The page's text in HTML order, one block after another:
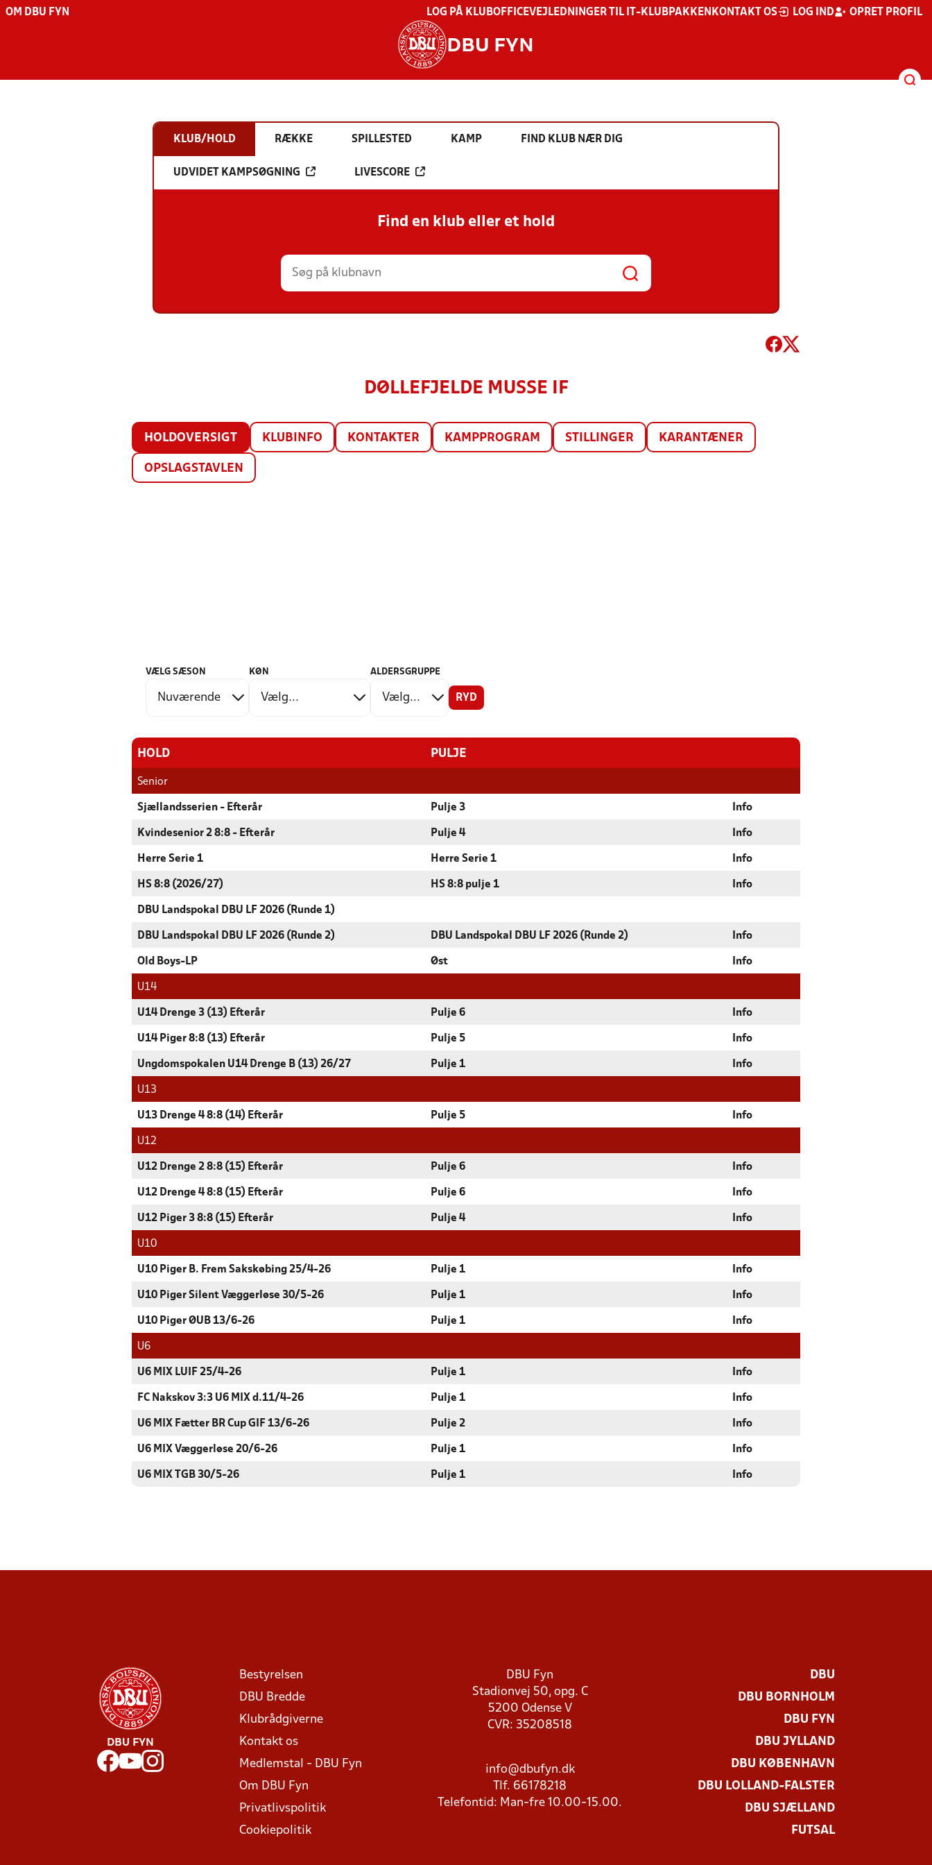
OM DBU FYN LOG PÅ KLUBOFFICEVEJLEDNINGER TIL IT-KLUBPAKKEN KONTAKT OS LOG IND OPRET PROFIL
DBU FYN
KLUB/HOLD RÆKKE SPILLESTED KAMP FIND KLUB NÆR DIG
UDVIDET KAMPSØGNING LIVESCORE
Find en klub eller et hold
DØLLEFJELDE MUSSE IF
HOLDOVERSIGT KLUBINFO KONTAKTER KAMPPROGRAM STILLINGER KARANTÆNER
OPSLAGSTAVLEN
VÆLG SÆSON KØN ALDERSGRUPPE
RYD
HOLD PULJE
Senior
Sjællandsserien - Efterår Pulje 3 Info
Kvindesenior 2 8:8 - Efterår Pulje 4 Info
Herre Serie 1 Herre Serie 1 Info
HS 8:8 (2026/27) HS 8:8 pulje 1 Info
DBU Landspokal DBU LF 2026 (Runde 1)
DBU Landspokal DBU LF 2026 (Runde 2) DBU Landspokal DBU LF 2026 (Runde 2) Info
Old Boys-LP Øst Info
U14
U14 Drenge 3 (13) Efterår Pulje 6 Info
U14 Piger 8:8 (13) Efterår Pulje 5 Info
Ungdomspokalen U14 Drenge B (13) 26/27 Pulje 1 Info
U13
U13 Drenge 4 8:8 (14) Efterår Pulje 5 Info
U12
U12 Drenge 2 8:8 (15) Efterår Pulje 6 Info
U12 Drenge 4 8:8 (15) Efterår Pulje 6 Info
U12 Piger 3 8:8 (15) Efterår Pulje 4 Info
U10
U10 Piger B. Frem Sakskøbing 25/4-26 Pulje 1 Info
U10 Piger Silent Væggerløse 30/5-26 Pulje 1 Info
U10 Piger ØUB 13/6-26 Pulje 1 Info
U6
U6 MIX LUIF 25/4-26 Pulje 1 Info
FC Nakskov 3:3 U6 MIX d.11/4-26 Pulje 1 Info
U6 MIX Fætter BR Cup GIF 13/6-26 Pulje 2 Info
U6 MIX Væggerløse 20/6-26 Pulje 1 Info
U6 MIX TGB 30/5-26 Pulje 1 Info
DBU FYN
Bestyrelsen
DBU Bredde
Klubrådgiverne
Kontakt os
Medlemstal - DBU Fyn
Om DBU Fyn
Privatlivspolitik
Cookiepolitik
DBU Fyn
Stadionvej 50, opg. C
5200 Odense V
CVR: 35208518
info@dbufyn.dk
Tlf. 66178218
Telefontid: Man-fre 10.00-15.00.
DBU
DBU BORNHOLM
DBU FYN
DBU JYLLAND
DBU KØBENHAVN
DBU LOLLAND-FALSTER
DBU SJÆLLAND
FUTSAL